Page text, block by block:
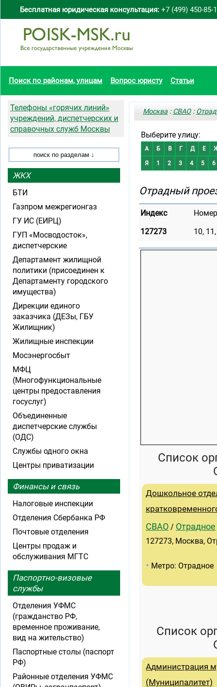
Бесплатная юридическая консультация: +7 (499) 450-85-
Поиск по районам, улицам Вопрос юристу Статьи
Москва :СВАО:
Выберите улицу:
А Б В Г Д Е
Я 1 2 3 4 5 6
Отрадный
Индекс
127273
10,
Список
Дошкольное
СВАО / Отрадное
127273, Москва,
• Метро: Отрадное
Список
Администрация
(Муниципалитет)
Телефоны «горячих линий»
учреждений, диспетчерских и
справочных служб Москвы
ЖКХ
БТИ
Газпром межрегионгаз
ГУ ИС (ЕИРЦ)
ГУП «Мосводосток»,
диспетчерские
Департамент жилищной
политики (присоединен к
Департаменту городского
имущества)
Дирекции единого
заказчика (ДЕЗы, ГБУ
Жилищник)
Жилищные инспекции
Мосэнергосбыт
МФЦ
(Многофункциональные
центры предоставления
госуслуг)
Объединенные
диспетчерские службы
(ОДС)
Службы одного окна
Центры приватизации
Финансы и связь
Налоговые инспекции
Отделения Сбербанка РФ
Почтовые отделения
Центры продаж и
обслуживания МГТС
Паспортно-визовые
службы
Отделения УФМС
(гражданство РФ,
временное проживание,
вид на жительство)
Паспортные столы (паспорт
РФ)
Районные отделения УФМС